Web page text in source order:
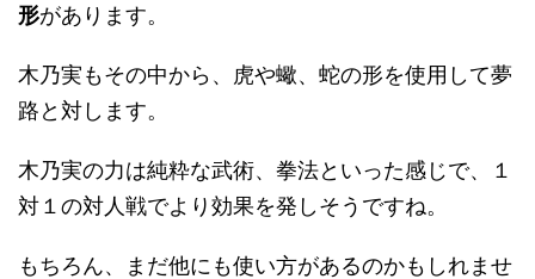
形があります。
木乃実もその中から、虎や蠍、蛇の形を使用して夢
路と対します。
木乃実の力は純粋な武術、拳法といった感じで、１
対１の対人戦でより効果を発しそうですね。
もちろん、まだ他にも使い方があるのかもしれませ